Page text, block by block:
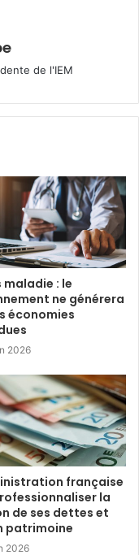
de l'IEM
: le
ne générera
économies
2026
française
la
de ses dettes et
patrimoine
2026